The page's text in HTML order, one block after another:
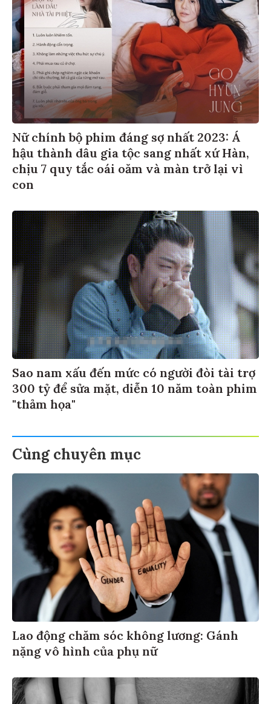
Nữ chính bộ phim đáng sợ nhất 2023: Á
hậu thành dâu gia tộc sang nhất xứ Hàn,
chịu 7 quy tắc oái oăm và màn trở lại vì
con
Sao nam xấu đến mức có người đòi tài trợ
300 tỷ để sửa mặt, diễn 10 năm toàn phim
"thảm họa"
Cùng chuyên mục
Lao động chăm sóc không lương: Gánh
nặng vô hình của phụ nữ